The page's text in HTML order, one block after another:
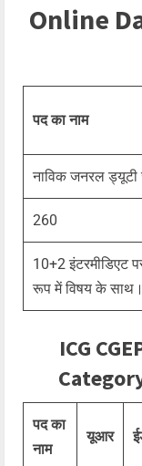
Online
पद का नाम
नाविक जनरल ड्यूटी
260
10+2 इंटरमीडिएट
रूप में विषय के साथ।
ICG
पद का
नाम
यूआर